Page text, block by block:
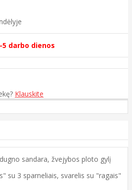
darbo dienos
Klauskite
sandara, žvejybos ploto gylį
su 3 sparneliais, svarelis su "ragais"